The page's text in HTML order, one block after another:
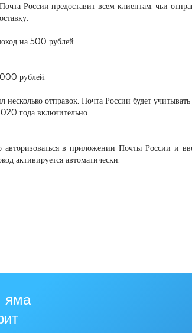
России предоставит всем клиентам, чьи
на 500 рублей
рублей.
несколько отправок, Почта России будет
года включительно.
авторизоваться в приложении Почты России и
активируется автоматически.
яма